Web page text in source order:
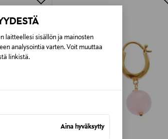
laitteellesi sisällön ja mainosten
analysointia varten. Voit muuttaa
linkistä.
Aina hyväksytty